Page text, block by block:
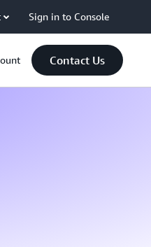
Sign in to Console
Contact Us